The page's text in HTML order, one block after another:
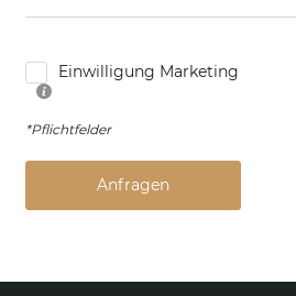
Einwilligung Marketing
*Pflichtfelder
Anfragen